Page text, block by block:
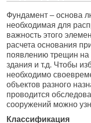
Фундамент – основа
необходимая для
важность этого
расчета основания
появлению трещин на
здания и т.д. Чтобы
необходимо
объектов разного
проводится
сооружений можно
Классификация